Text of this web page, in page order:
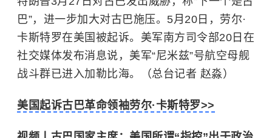
巴”，进一步加大对古巴施压。5月20日，劳尔·
卡斯特罗在美国被起诉。美军南方司令部20日在
社交媒体发布消息说，美军“尼米兹”号航空母舰
战斗群已进入加勒比海。（总台记者 赵淼）
美国起诉古巴革命领袖劳尔·卡斯特罗>>